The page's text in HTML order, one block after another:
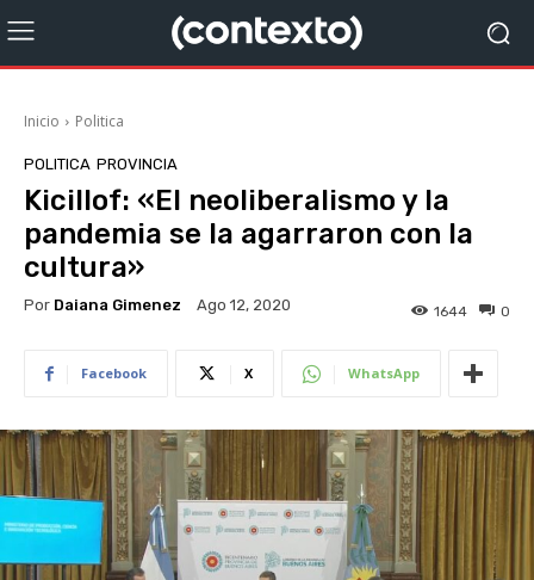
Inicio Politica
POLITICA PROVINCIA
Kicillof: «El neoliberalismo y la
pandemia se la agarraron con la
cultura»
Por Daiana Gimenez Ago 12, 2020 0
1644
Facebook X WhatsApp